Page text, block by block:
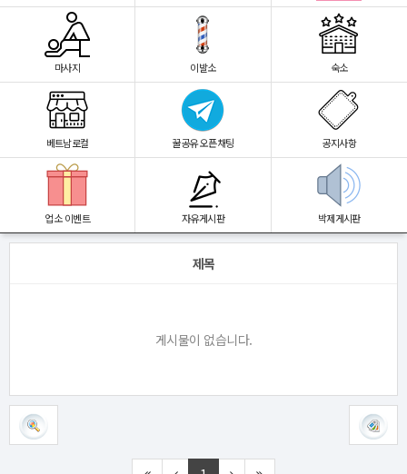
마사지 이발소 숙소
베트남로컬 꿀공유 오픈채팅 공지사항
업소 이벤트 자유게시판 박제게시판
제목
게시물이 없습니다.